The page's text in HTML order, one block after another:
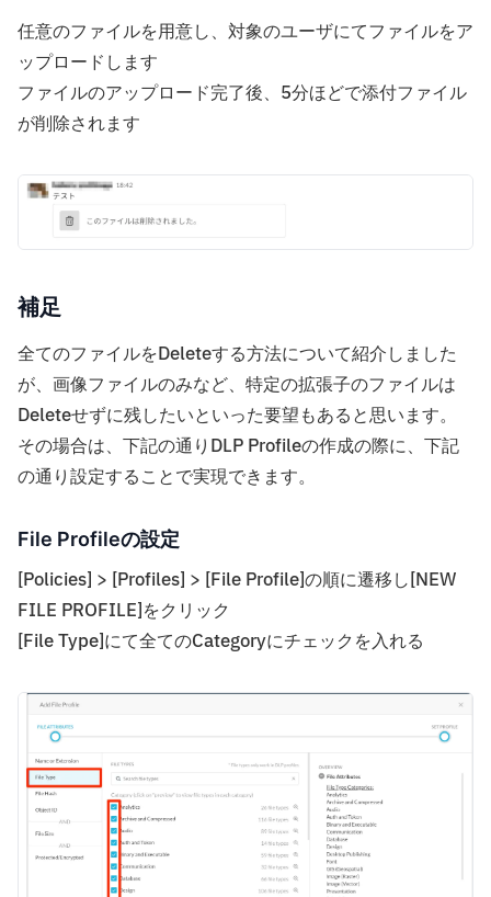
任意のファイルを用意し、対象のユーザにてファイルをア
ップロードします
ファイルのアップロード完了後、5分ほどで添付ファイル
が削除されます
補足
全てのファイルをDeleteする方法について紹介しました
が、画像ファイルのみなど、特定の拡張子のファイルは
Deleteせずに残したいといった要望もあると思います。
その場合は、下記の通りDLP Profileの作成の際に、下記
の通り設定することで実現できます。
File Profileの設定
[Policies] > [Profiles] > [File Profile]の順に遷移し[NEW
FILE PROFILE]をクリック
[File Type]にて全てのCategoryにチェックを入れる